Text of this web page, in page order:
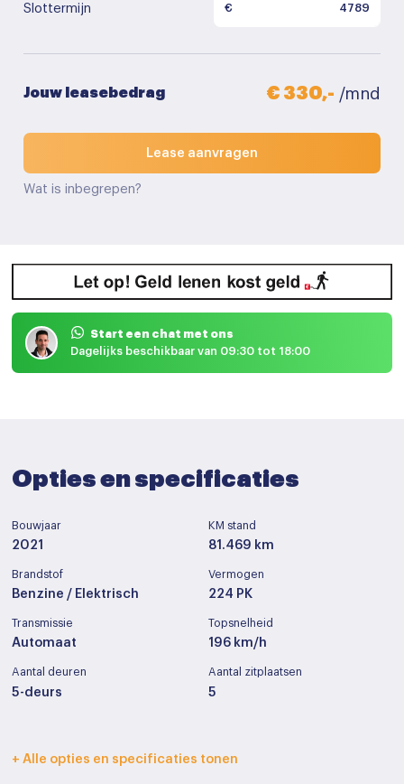
Slottermijn €
Jouw leasebedrag € 330,- /mnd
Lease aanvragen
Wat is inbegrepen?
Start een chat met ons
Dagelijks beschikbaar van 09:30 tot 18:00
Opties en specificaties
Bouwjaar
2021
KM stand
81.469 km
Brandstof
Benzine / Elektrisch
Vermogen
224 PK
Transmissie
Automaat
Topsnelheid
196 km/h
Aantal deuren
5-deurs
Aantal zitplaatsen
5
Interieurkleur
+ Alle opties en specificaties tonen